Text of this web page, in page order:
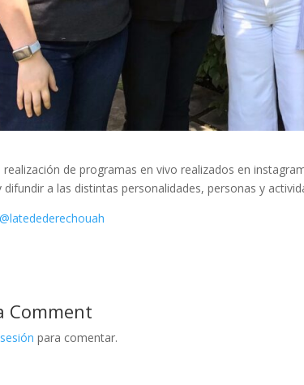
realización de programas en vivo realizados en
difundir a las distintas personalidades, personas y
@latedederechouah
Comment
para comentar.